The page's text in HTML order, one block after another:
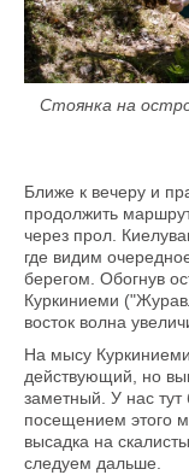
Стоянка на
Ближе к вечеру и
продолжить
через прол.
где видим
берегом. Обогнув
Куркиниеми
восток волна
На мысу
действующий, но
заметный. У нас тут
посещением этого
высадка на
следуем дальше.